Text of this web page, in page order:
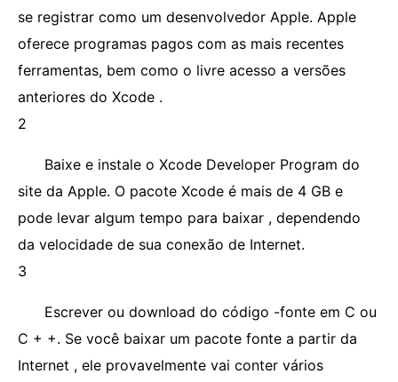
se registrar como um desenvolvedor Apple. Apple
oferece programas pagos com as mais recentes
ferramentas, bem como o livre acesso a versões
anteriores do Xcode .
2
Baixe e instale o Xcode Developer Program do
site da Apple. O pacote Xcode é mais de 4 GB e
pode levar algum tempo para baixar , dependendo
da velocidade de sua conexão de Internet.
3
Escrever ou download do código -fonte em C ou
C + +. Se você baixar um pacote fonte a partir da
Internet , ele provavelmente vai conter vários